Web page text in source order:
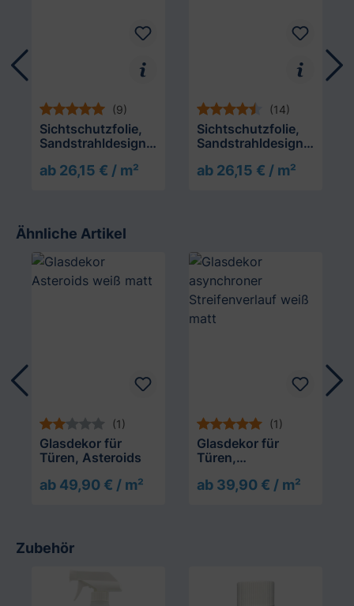
(9)
Sichtschutzfolie,
Sandstrahldesign
ab 26,15 € / m²
(14)
Sichtschutzfolie,
Sandstrahldesign
ab 26,15 € / m²
Ähnliche Artikel
Produktgalerie überspringen
(1)
Glasdekor für
Türen, Asteroids
ab 49,90 € / m²
(1)
Glasdekor für
Türen,
Streifenverlauf
ab 39,90 € / m²
Zubehör